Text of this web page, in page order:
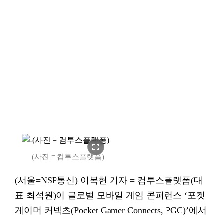
fullscreen
(사진 = 컴투스플랫폼)
(서울=NSP통신) 이복현 기자 = 컴투스플랫폼(대
표 최석원)이 글로벌 모바일 게임 콘퍼런스 ‘포켓
게이머 커넥츠(Pocket Gamer Connects, PGC)’에서